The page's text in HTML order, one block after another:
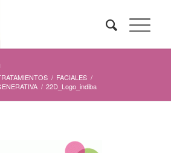
/ FACIALES /
/ 22D_Logo_indiba